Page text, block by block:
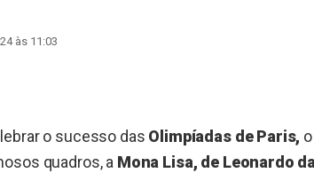
às 11:03
o sucesso das Olimpíadas de Paris, o
quadros, a Mona Lisa, de Leonardo